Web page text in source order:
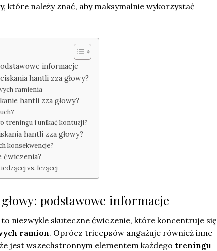
które należy znać, aby maksymalnie wykorzystać
informacje
hantli zza głowy?
ramienia
hantli zza głowy?
treningu i unikać kontuzji?
hantli zza głowy?
konsekwencje?
ćwiczenia?
vs. leżącej
podstawowe informacje
to niezwykle skuteczne ćwiczenie, które koncentruje się
ramion. Oprócz tricepsów angażuje również inne
jest wszechstronnym elementem każdego treningu